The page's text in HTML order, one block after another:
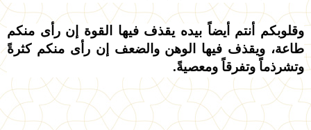
وقلوبكم أنتم أيضاً بيده يقذف فيها القوة إن رأى منكم
طاعة، ويقذف فيها الوهن والضعف إن رأى منكم كثرةً
وتشرذماً وتفرقاً ومعصيةً.